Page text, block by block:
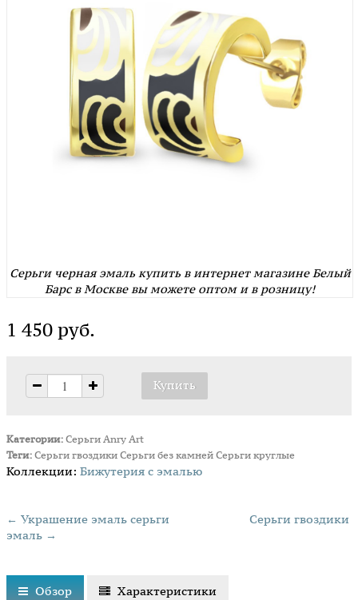
Серьги черная эмаль купить в интернет магазине Белый
Барс в Москве вы можете оптом и в розницу!
1 450 руб.
Категории: Серьги Anry Art
Теги: Серьги гвоздики Серьги без камней Серьги круглые
Коллекции: Бижутерия с эмалью
← Украшение эмаль серьги
Серьги гвоздики
эмаль →
Обзор Характеристики